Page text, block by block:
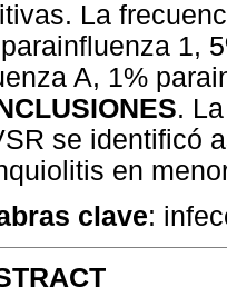
La
1,
A, 1%
.
se identificó
en
clave: